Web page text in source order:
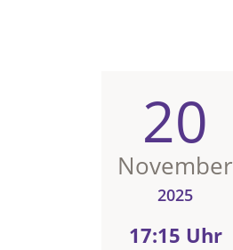
20
November
2025
17:15 Uhr